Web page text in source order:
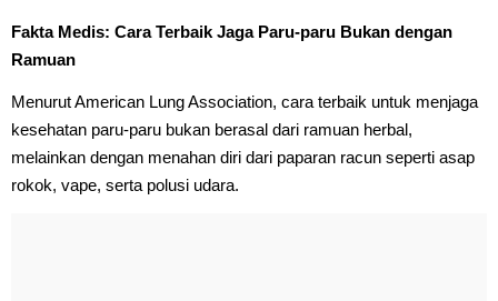
Fakta Medis: Cara Terbaik Jaga Paru-paru Bukan dengan
Ramuan
Menurut American Lung Association, cara terbaik untuk menjaga
kesehatan paru-paru bukan berasal dari ramuan herbal,
melainkan dengan menahan diri dari paparan racun seperti asap
rokok, vape, serta polusi udara.